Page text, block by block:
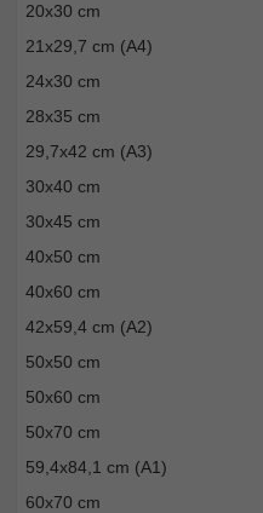
20x30 cm
21x29,7 cm (A4)
24x30 cm
28x35 cm
29,7x42 cm (A3)
30x40 cm
30x45 cm
40x50 cm
40x60 cm
42x59,4 cm (A2)
50x50 cm
50x60 cm
50x70 cm
59,4x84,1 cm (A1)
60x70 cm